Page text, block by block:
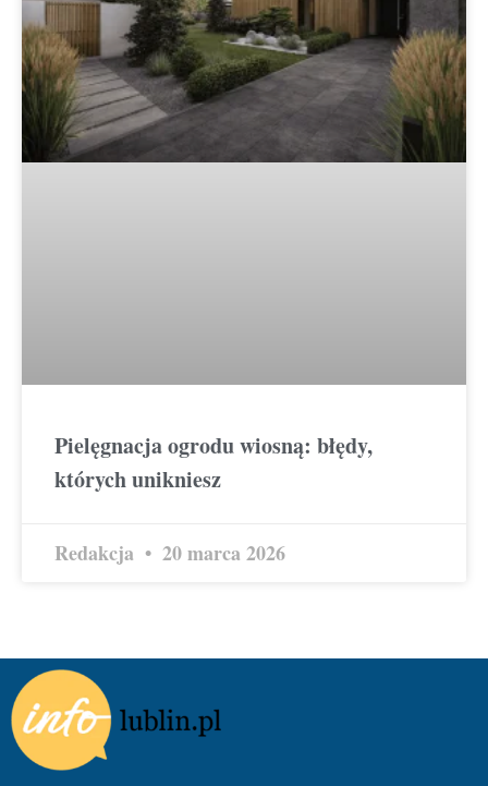
Pielęgnacja ogrodu wiosną: błędy,
których unikniesz
Redakcja 20 marca 2026